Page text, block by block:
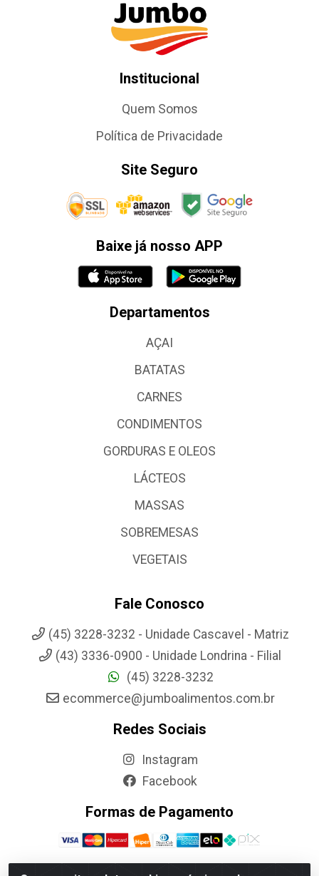
Institucional
Quem Somos
Política de Privacidade
Site Seguro
Baixe já nosso APP
Departamentos
AÇAI
BATATAS
CARNES
CONDIMENTOS
GORDURAS E OLEOS
LÁCTEOS
MASSAS
SOBREMESAS
VEGETAIS
Fale Conosco
(45) 3228-3232 - Unidade Cascavel - Matriz
(43) 3336-0900 - Unidade Londrina - Filial
(45) 3228-3232
ecommerce@jumboalimentos.com.br
Redes Sociais
Instagram
Facebook
Formas de Pagamento